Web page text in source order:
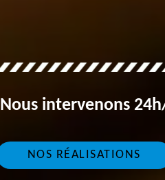
Nous intervenons
NOS RÉALISATIONS